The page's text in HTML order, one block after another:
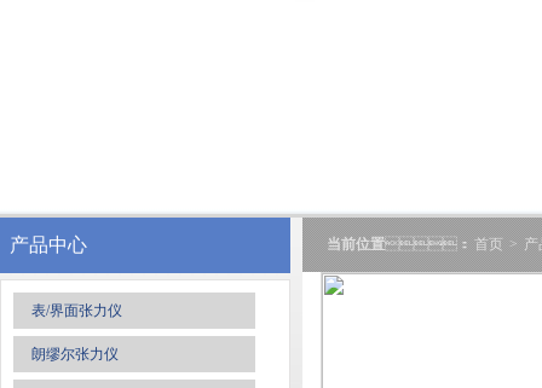
产品中心
表/界面张力仪
朗缪尔张力仪
当前位置： 首页 > 产